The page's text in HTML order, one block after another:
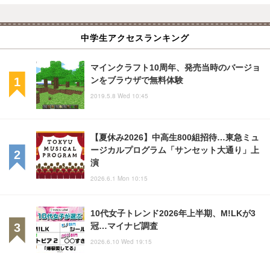
中学生アクセスランキング
マインクラフト10周年、発売当時のバージョ
ンをブラウザで無料体験
2019.5.8 Wed 10:45
【夏休み2026】中高生800組招待…東急ミュ
ージカルプログラム「サンセット大通り」上
演
2026.6.1 Mon 10:15
10代女子トレンド2026年上半期、M!LKが3
冠…マイナビ調査
2026.6.10 Wed 19:15